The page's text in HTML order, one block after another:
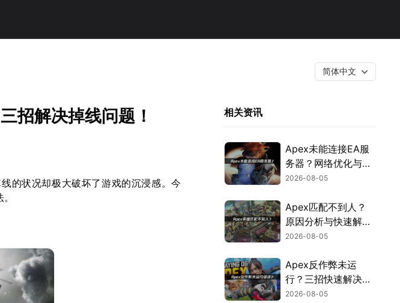
简体中文
招解决掉线问题！
的状况却极大破坏了游戏的沉浸感。今
相关资讯
Apex未能连接EA服
务器？网络优化与故
障排查指南！
2026-08-05
Apex匹配不到人？
原因分析与快速解决
方案！
2026-08-05
Apex反作弊未运
行？三招快速解决方
案！
2026-08-05